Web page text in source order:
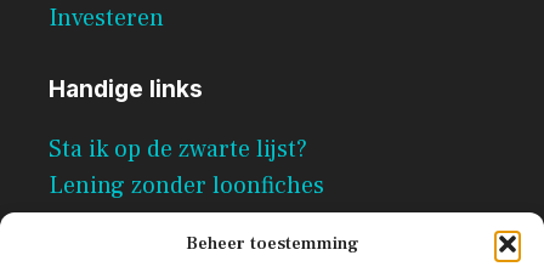
Beheer toestemming
Investeren
Handige links
Sta ik op de zwarte lijst?
Lening zonder loonfiches
Per direct geld lenen zonder